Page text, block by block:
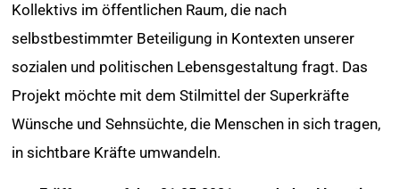
Kollektivs im öffentlichen Raum, die nach
selbstbestimmter Beteiligung in Kontexten unserer
sozialen und politischen Lebensgestaltung fragt. Das
Projekt möchte mit dem Stilmittel der Superkräfte
Wünsche und Sehnsüchte, die Menschen in sich tragen,
in sichtbare Kräfte umwandeln.